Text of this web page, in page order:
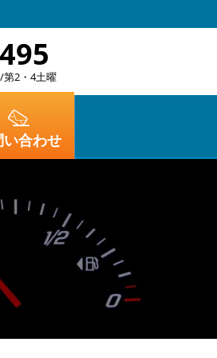
第2・4土曜
い合わせ